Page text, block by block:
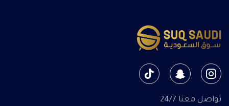
تواصل معنا 24/7